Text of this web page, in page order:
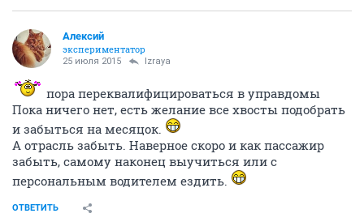
Алексий
экспериментатор
25 июля 2015 Izraya
пора переквалифицироваться в управдомы
Пока ничего нет, есть желание все хвосты подобрать
и забыться на месяцок.
А отрасль забыть. Наверное скоро и как пассажир
забыть, самому наконец выучиться или с
персональным водителем ездить.
ОТВЕТИТЬ